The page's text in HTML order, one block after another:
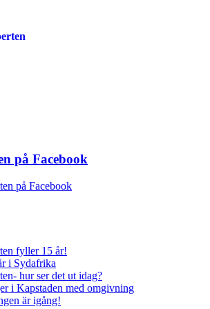
på Facebook
på Facebook
fyller 15 år!
i Sydafrika
hur ser det ut idag?
i Kapstaden med omgivning
är igång!